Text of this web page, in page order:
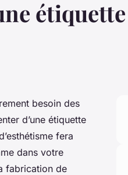
besoin des
d’une étiquette
fera
dans votre
fabrication de